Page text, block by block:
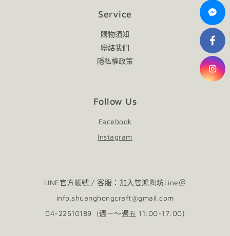
Service
購物須知
聯絡我們
隱私權政策
Follow Us
Facebook
Instagram
LINE官方帳號 / 客服：加入 雙鴻陶坊Line＠
info.shuanghongcraft@gmail.com
04-22510189 (週ㄧ～週五 11:00-17:00)